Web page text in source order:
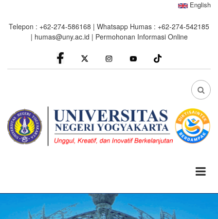
main
English
Telepon : +62-274-586168 | Whatsapp Humas : +62-274-542185
| humas@uny.ac.id | Permohonan Informasi Online
facebook
Instagram youtube
FA